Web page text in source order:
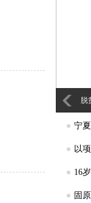
脱
宁
适飞
以
16
了 固